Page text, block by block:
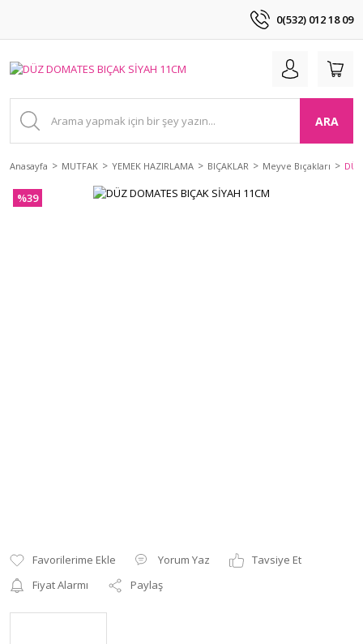
0(532) 012 18 09
ARA
Anasayfa MUTFAK YEMEK HAZIRLAMA BIÇAKLAR Meyve Bıçakları
%39
Yorum Yaz
Tavsiye Et
Fiyat Alarmı
Paylaş